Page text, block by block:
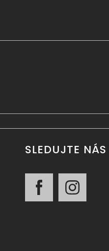
SLEDUJTE NÁS